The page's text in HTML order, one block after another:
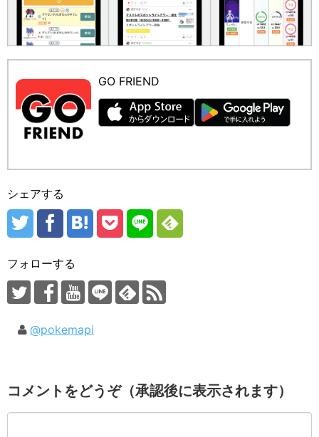
GO FRIEND
シェアする
フォローする
@pokemapi
コメントをどうぞ（承認後に表示されます）